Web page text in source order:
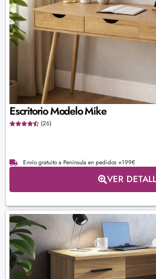
Escritorio Modelo Mike
(26)
Envío gratuito a Península en pedidos +199€
VER